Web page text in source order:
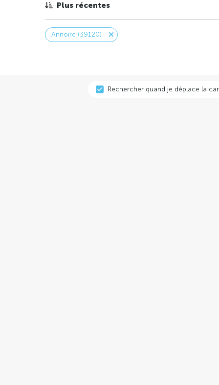
Plus récentes
Annoire (39120)
Rechercher quand je déplace la